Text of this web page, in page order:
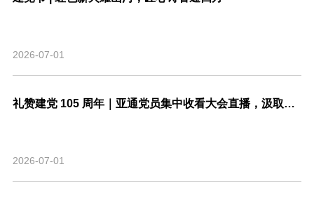
2026-07-01
礼赞建党 105 周年｜亚通党员集中收看大会直播，汲取奋进力量
2026-07-01